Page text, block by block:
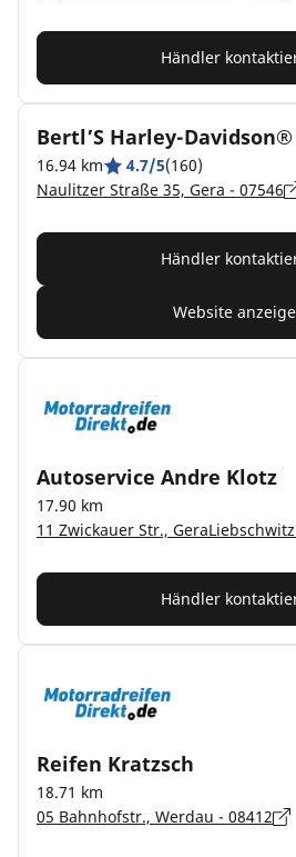
Händler
Bertl’S Harley-Davidson®
16.94 km 4.7/5(160)
Naulitzer Straße 35, Gera - 07546
Händler
Website
Autoservice Andre Klotz
17.90 km
11 Zwickauer Str., GeraLiebschwitz
Händler
Reifen Kratzsch
18.71 km
05 Bahnhofstr., Werdau - 08412